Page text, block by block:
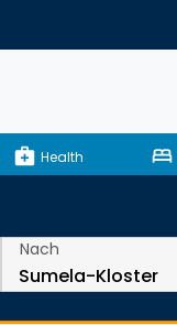
medical_services Health bed
Nach